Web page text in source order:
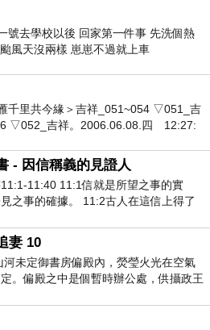
號去學校以後 回家第一件事 先洗個熱
天沒兩樣 崽崽不過就上車
千里共今緣＞吉祥_051~054 ▽051_吉
▽052_吉祥。2006.06.08.四 12:27:
- 因信稱義的見證人
11:40 11:1信就是所望之事的實
之事的確據。 11:2古人在這信上得了
。 11:3我們因着信、就知道
妻 10
河未定御書房偏殿內，熒瑩火光在空氣
。偏殿之中是個暫時辦公處，供攝政王
裡處理公務已然很多年。房內